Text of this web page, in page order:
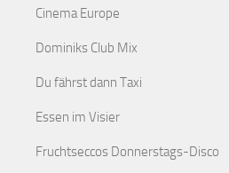
Cinema Europe
Dominiks Club Mix
Du fährst dann Taxi
Essen im Visier
Fruchtseccos Donnerstags-Disco